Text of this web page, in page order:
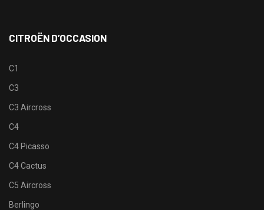
CITROËN D’OCCASION
C1
C3
C3 Aircross
C4
C4 Picasso
C4 Cactus
C5 Aircross
Berlingo